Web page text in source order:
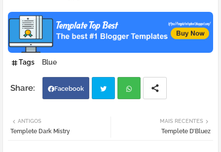
Tags Blue
Facebook
MAIS RECENTES
Templete D’Bluez
ANTIGOS
Templete Dark Mistry